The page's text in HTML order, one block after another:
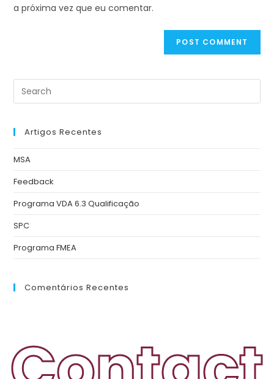
a próxima vez que eu comentar.
Artigos Recentes
MSA
Feedback
Programa VDA 6.3 Qualificação
SPC
Programa FMEA
Comentários Recentes